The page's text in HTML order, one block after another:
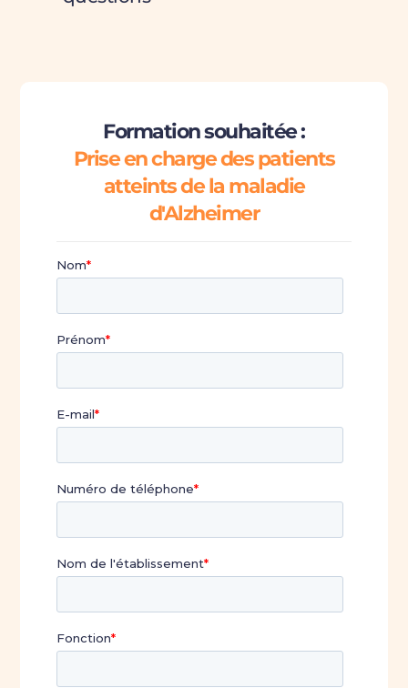
Formation souhaitée :
Prise en charge des patients
atteints de la maladie
d'Alzheimer